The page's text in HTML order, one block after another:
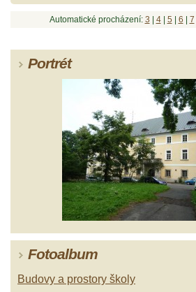
Automatické procházení: 3 4| 5 6 7
Portrét
Fotoalbum
Budovy a prostory školy